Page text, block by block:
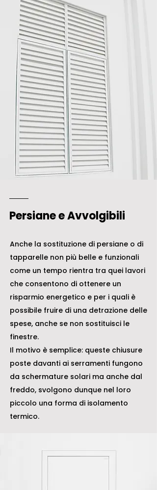
Persiane e Avvolgibili
Anche la sostituzione di persiane o di
tapparelle non più belle e funzionali
come un tempo rientra tra quei lavori
che consentono di ottenere un
risparmio energetico e per i quali è
possibile fruire di una detrazione delle
spese, anche se non sostituisci le
finestre.
Il motivo è semplice: queste chiusure
poste davanti ai serramenti fungono
da schermature solari ma anche dal
freddo, svolgono dunque nel loro
piccolo una forma di isolamento
termico.